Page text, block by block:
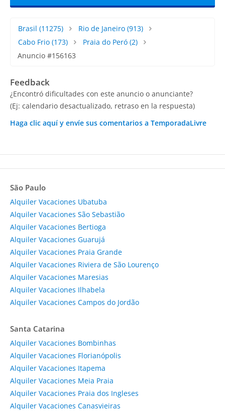
Brasil (11275) Rio de Janeiro(913)
Cabo Frio (173) Praia do Peró(2)
Anuncio #156163
Feedback
¿Encontró dificultades con este anuncio o anunciante?
(Ej: calendario desactualizado, retraso en la respuesta)
Haga clic aquí y envíe sus comentarios a TemporadaLivre
São Paulo
Alquiler Vacaciones Ubatuba
Alquiler Vacaciones São Sebastião
Alquiler Vacaciones Bertioga
Alquiler Vacaciones Guarujá
Alquiler Vacaciones Praia Grande
Alquiler Vacaciones Riviera de São Lourenço
Alquiler Vacaciones Maresias
Alquiler Vacaciones Ilhabela
Alquiler Vacaciones Campos do Jordão
Santa Catarina
Alquiler Vacaciones Bombinhas
Alquiler Vacaciones Florianópolis
Alquiler Vacaciones Itapema
Alquiler Vacaciones Meia Praia
Alquiler Vacaciones Praia dos Ingleses
Alquiler Vacaciones Canasvieiras